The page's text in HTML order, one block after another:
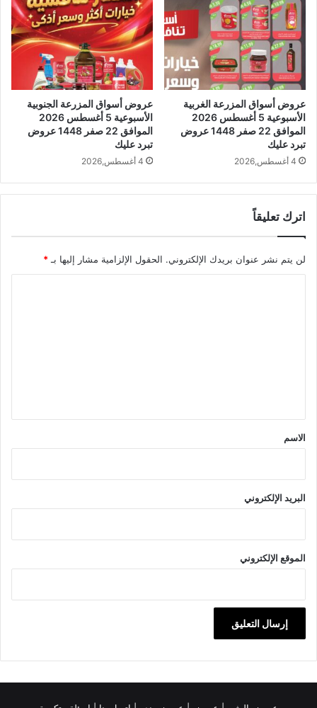
عروض أسواق المزرعة الغربية
الأسبوعية 5 أغسطس 2026
الموافق 22 صفر 1448 عروض
تبرد عليك
4 أغسطس,2026
عروض أسواق المزرعة الجنوبية
الأسبوعية 5 أغسطس 2026
الموافق 22 صفر 1448 عروض
تبرد عليك
4 أغسطس,2026
اترك تعليقاً
لن يتم نشر عنوان بريدك الإلكتروني. الحقول الإلزامية مشار إليها بـ *
*
الاسم
البريد الإلكتروني
الموقع الإلكتروني